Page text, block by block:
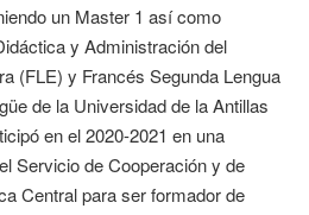
un Master 1 así como
y Administración del
(FLE) y Francés Segunda Lengua
de la Universidad de la Antillas
en el 2020-2021 en una
Servicio de Cooperación y de
Central para ser formador de